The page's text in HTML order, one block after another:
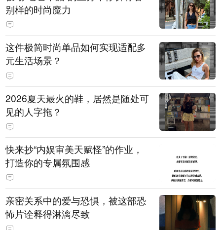
别样的时尚魔力
这件极简时尚单品如何实现适配多
元生活场景？
2026夏天最火的鞋，居然是随处可
见的人字拖？
快来抄“内娱审美天赋怪”的作业，
打造你的专属氛围感
亲密关系中的爱与恐惧，被这部恐
怖片诠释得淋漓尽致